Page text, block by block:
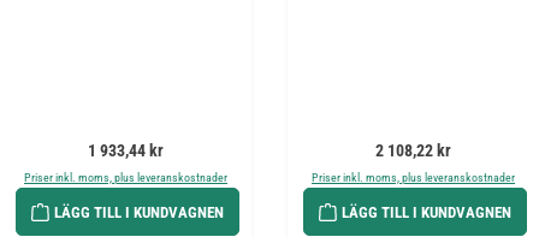
Ordinarie pris:
1 933,44 kr
Priser inkl. moms, plus leveranskostnader
LÄGG TILL I KUNDVAGNEN
Ordinarie pris:
2 108,22 kr
Priser inkl. moms, plus leveranskostnader
LÄGG TILL I KUNDVAGNEN